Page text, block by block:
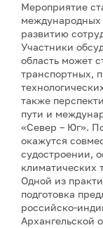
Мероприятие
развитию
Участники
область может
транспортных,
также
пути и
«Север – Юг».
окажутся
судостроении,
климатических
Одной из
подготовка
российско-
Архангельской